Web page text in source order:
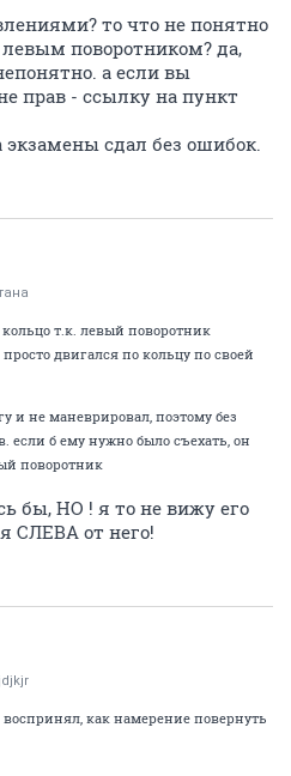
то что не понятно
левым поворотником? да,
а если вы
прав - ссылку на пункт
экзамены сдал без ошибок.
т.к. левый поворотник
двигался по кольцу по своей
и не маневрировал, поэтому без
если б ему нужно было съехать, он
поворотник
бы, НО ! я то не вижу его
СЛЕВА от него!
как намерение повернуть